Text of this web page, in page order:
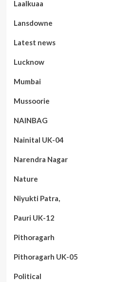
Laalkuaa
Lansdowne
Latest news
Lucknow
Mumbai
Mussoorie
NAINBAG
Nainital UK-04
Narendra Nagar
Nature
Niyukti Patra,
Pauri UK-12
Pithoragarh
Pithoragarh UK-05
Political